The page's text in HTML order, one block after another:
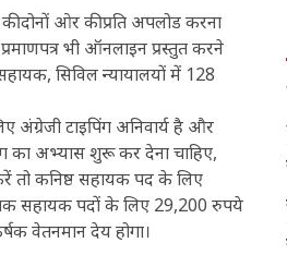
दोनों ओर की प्रति अपलोड करना
भी ऑनलाइन प्रस्तुत करने
सिविल न्यायालयों में 128
टाइपिंग अनिवार्य है और
का अभ्यास शुरू कर देना चाहिए,
करें तो कनिष्ठ सहायक पद के लिए
सहायक पदों के लिए 29,200 रुपये
वेतनमान देय होगा।